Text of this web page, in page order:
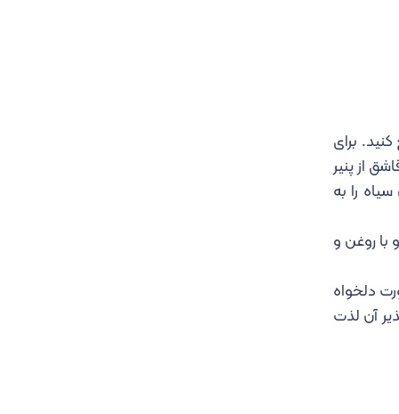
برای
سالاد سزار، ۱ عدد از سیرها را با رنده ریز رنده کرده و داخل ظرفی بزرگ بریزید. سس مایونز،سس خردل و ۲ قاشق از پنیر
را به
روغن و
دلخواه
آن لذت